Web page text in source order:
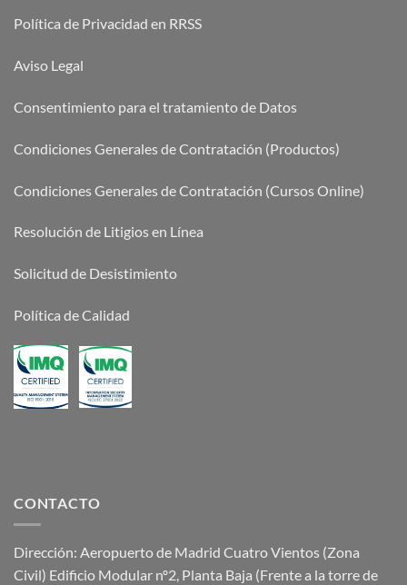
Política de Privacidad en RRSS
Aviso Legal
Consentimiento para el tratamiento de Datos
Condiciones Generales de Contratación (Productos)
Condiciones Generales de Contratación (Cursos Online)
Resolución de Litigios en Línea
Solicitud de Desistimiento
Política de Calidad
CONTACTO
Dirección: Aeropuerto de Madrid Cuatro Vientos (Zona
Civil) Edificio Modular nº2, Planta Baja (Frente a la torre de